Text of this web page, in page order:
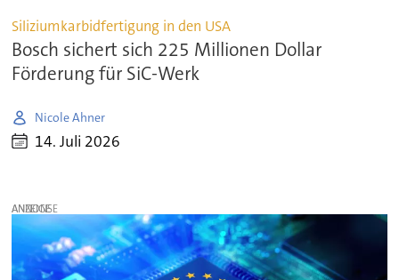
Siliziumkarbidfertigung in den USA
Bosch sichert sich 225 Millionen Dollar
Förderung für SiC-Werk
Nicole Ahner
14. Juli 2026
ANZEIGE